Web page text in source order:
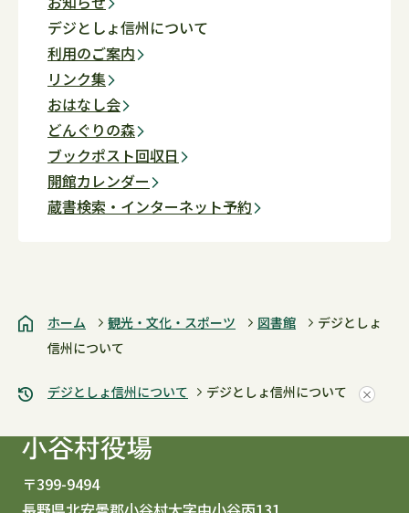
デジとしょ信州について
利用のご案内
リンク集
おはなし会
どんぐりの森
ブックポスト回収日
開館カレンダー
蔵書検索・インターネット予約
ホーム 観光・文化・スポーツ 図書館
デジとしょ
信州について
デジとしょ信州について デジとしょ信州について
〒399-9494